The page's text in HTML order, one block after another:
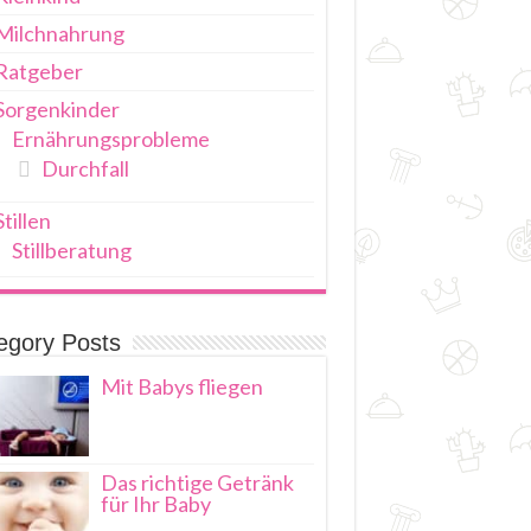
Ernährungsprobleme
Durchfall
Stillberatung
Posts
Mit Babys fliegen
Das richtige Getränk
für Ihr Baby